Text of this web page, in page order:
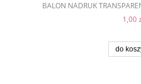
BALON NADRUK
1,00
do